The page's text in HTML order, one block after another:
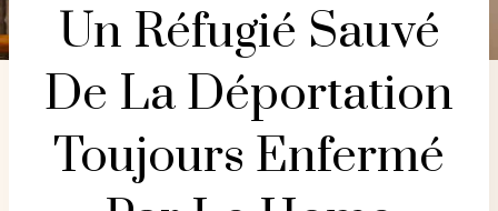
Un Réfugié Sauvé
De La Déportation
Toujours Enfermé